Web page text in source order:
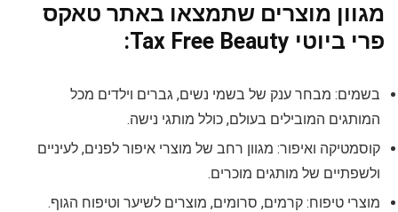
מגוון מוצרים שתמצאו באתר טאקס
פרי ביוטי Tax Free Beauty:
בשמים: מבחר ענק של בשמי נשים, גברים וילדים מכל
המותגים המובילים בעולם, כולל מותגי נישה.
קוסמטיקה ואיפור: מגוון רחב של מוצרי איפור לפנים, לעיניים
ולשפתיים של מותגים מוכרים.
מוצרי טיפוח: קרמים, סרומים, מוצרים לשיער וטיפוח הגוף.